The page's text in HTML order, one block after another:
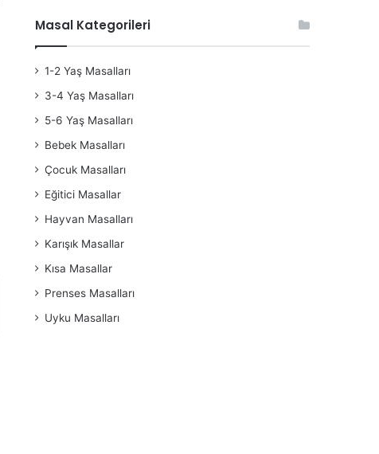
Masal Kategorileri
1-2 Yaş Masalları
3-4 Yaş Masalları
5-6 Yaş Masalları
Bebek Masalları
Çocuk Masalları
Eğitici Masallar
Hayvan Masalları
Karışık Masallar
Kısa Masallar
Prenses Masalları
Uyku Masalları